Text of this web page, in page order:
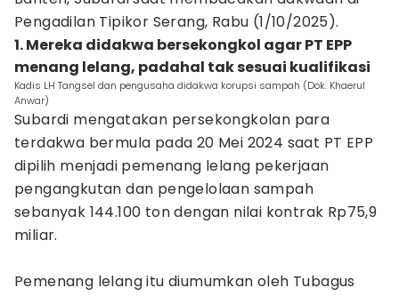
Pengadilan Tipikor Serang, Rabu (1/10/2025).
1. Mereka didakwa bersekongkol agar PT EPP
menang lelang, padahal tak sesuai kualifikasi
Kadis LH Tangsel dan pengusaha didakwa korupsi sampah (Dok. Khaerul
Anwar)
Subardi mengatakan persekongkolan para
terdakwa bermula pada 20 Mei 2024 saat PT EPP
dipilih menjadi pemenang lelang pekerjaan
pengangkutan dan pengelolaan sampah
sebanyak 144.100 ton dengan nilai kontrak Rp75,9
miliar.
Pemenang lelang itu diumumkan oleh Tubagus